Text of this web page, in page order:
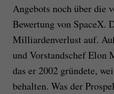
Angebots noch über die
Bewertung von SpaceX.
Milliardenverlust auf.
und Vorstandschef Elon
das er 2002 gründete,
behalten. Was der